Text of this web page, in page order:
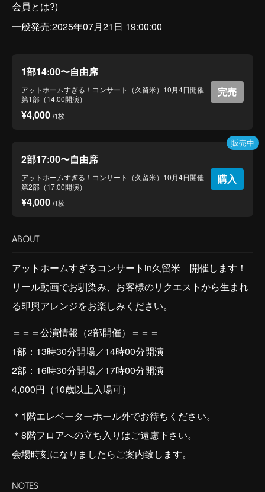
会員とは?)
一般発売:2025年07月21日 19:00:00
1部14:00〜自由席
アットホームすぎる！コンサート（久留米）10月4日開催
第1部（14:00開演）
¥4,000 /1枚
完売
2部17:00〜自由席
アットホームすぎる！コンサート（久留米）10月4日開催
第2部（17:00開演）
販売中
¥4,000 /1枚
購入
ABOUT
アットホームすぎるコンサートin久留米 開催します！
リール動画でお馴染み、お客様のリクエストから生まれ
る即興アレンジをお楽しみください。
＝＝＝公演情報（2部開催）＝＝＝
1部：13時30分開場／14時00分開演
2部：16時30分開場／17時00分開演
4,000円（10歳以上入場可）
＊1階エレベーターホール外でお待ちください。
＊8階フロアへの立ち入りはご遠慮下さい。
会場時刻になりましたらご案内致します。
NOTES